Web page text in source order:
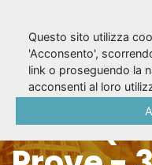
Il
che è
Questo sito utilizza
'Acconsento',
link o proseguendo la
acconsenti al loro